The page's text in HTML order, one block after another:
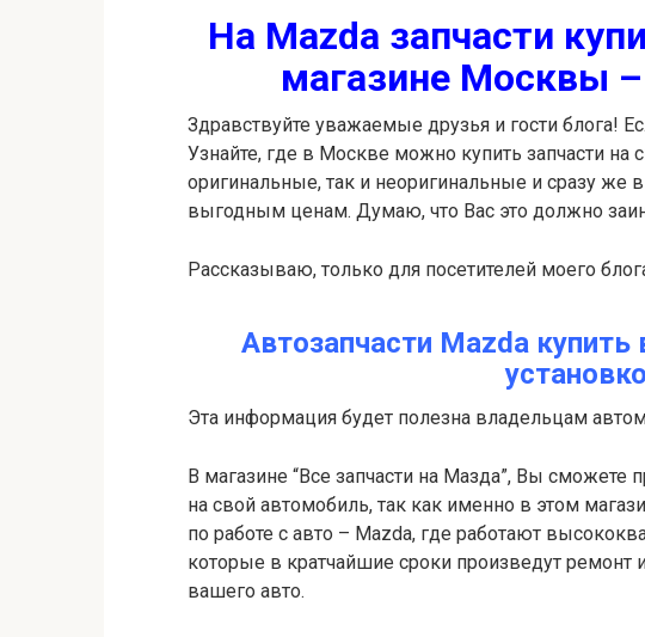
На Mazda запчасти
магазине Москвы
Здравствуйте уважаемые друзья и гости блога!
Узнайте, где в Москве можно купить запчасти
оригинальные, так и неоригинальные и сразу же
выгодным ценам. Думаю, что Вас это должно
Рассказываю, только для посетителей моего
Автозапчасти Mazda
Эта информация будет полезна владельцам
В магазине “Все запчасти на Мазда”, Вы сможете
на свой автомобиль, так как именно в этом
по работе с авто – Mazda, где работают
которые в кратчайшие сроки произведут ремонт
вашего авто.